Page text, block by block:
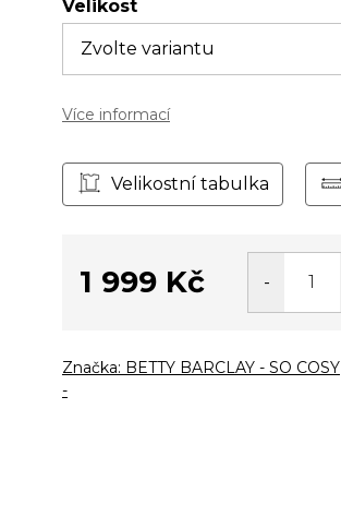
Velikost
Více informací
Velikostní tabulka
1 999 Kč
Značka: BETTY BARCLAY - SO COSY
-